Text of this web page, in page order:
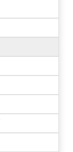
A ÚKLIDOVÉ
síť EXTRA
kvalitní, ale
náš servis 24
svátků.
odvedené
Mám zájem o úklid v